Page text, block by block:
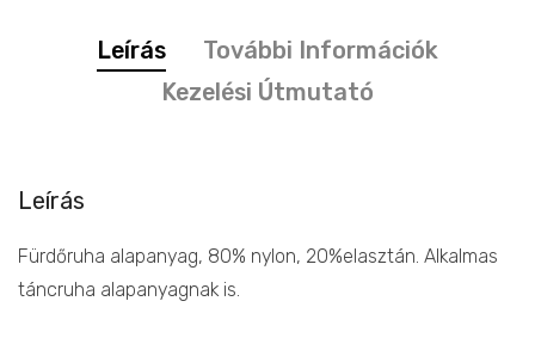
Leírás
További Információk
Kezelési Útmutató
Leírás
Fürdőruha alapanyag, 80% nylon, 20%elasztán. Alkalmas
táncruha alapanyagnak is.